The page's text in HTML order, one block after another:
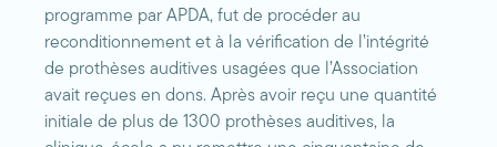
programme par APDA, fut de procéder au
reconditionnement et à la vérification de l’intégrité
de prothèses auditives usagées que l’Association
avait reçues en dons. Après avoir reçu une quantité
initiale de plus de 1300 prothèses auditives, la